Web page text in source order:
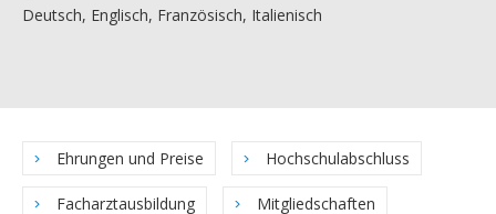
Deutsch, Englisch, Französisch, Italienisch
Ehrungen und Preise Hochschulabschluss
Facharztausbildung Mitgliedschaften